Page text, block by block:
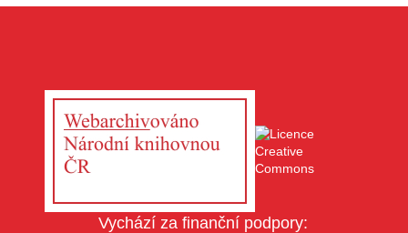
Vychází za finanční podpory: